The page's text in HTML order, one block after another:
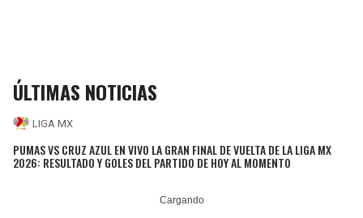
ÚLTIMAS NOTICIAS
LIGA MX
PUMAS VS CRUZ AZUL EN VIVO LA GRAN FINAL DE VUELTA DE LA LIGA MX
2026: RESULTADO Y GOLES DEL PARTIDO DE HOY AL MOMENTO